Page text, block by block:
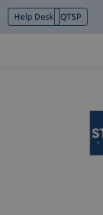
Help Desk QTSP